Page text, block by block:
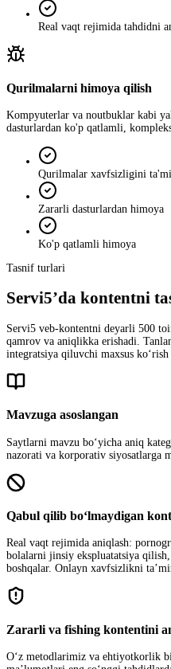
Real vaqt rejimida tahdidni
Qurilmalarni himoya qilish
Kompyuterlar va noutbuklar kabi
dasturlardan ko'p qatlamli,
Qurilmalar xavfsizligini
Zararli dasturlardan himoya
Ko'p qatlamli himoya
Tasnif turlari
Servi5’da kontentni
Servi5 veb‑kontentni deyarli 500
qamrov va aniqlikka erishadi.
integratsiya qiluvchi maxsus ko‘rish
Mavzuga asoslangan
Saytlarni mavzu bo‘yicha aniq
nazorati va korporativ siyosatlarga
Qabul qilib bo‘lmaydigan
Real vaqt rejimida aniqlash:
bolalarni jinsiy ekspluatatsiya
boshqalar. Onlayn xavfsizlikni
Zararli va fishing kontentini
O‘z metodlarimiz va ehtiyotkorlik